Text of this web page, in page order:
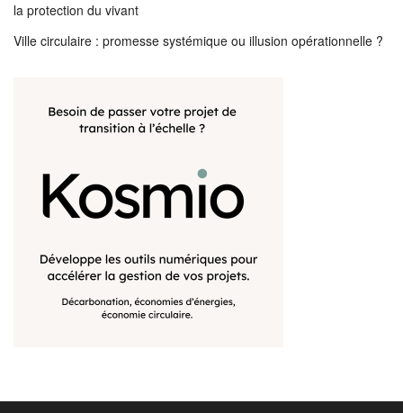
la protection du vivant
Ville circulaire : promesse systémique ou illusion opérationnelle ?